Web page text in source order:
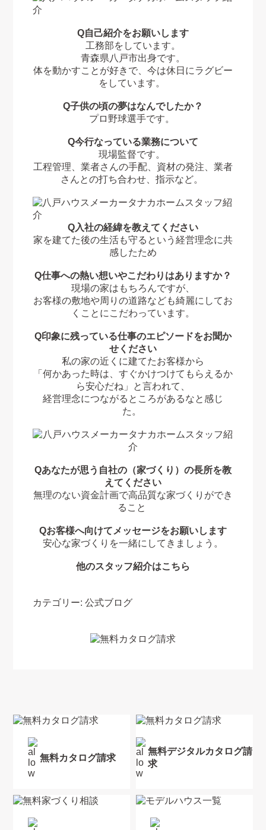
無料カタログ請求
無料デジタルカタログ請
求
Q自己紹介をお願いします
工務部をしています。
青森県八戸市出身です。
体を動かすことが好きで、今は休日にラグビー
をしています。
Q子供の頃の夢はなんでしたか？
プロ野球選手です。
Q今行なっている業務について
現場監督です。
工程管理、業者さんの手配、資材の発注、業者
さんとの打ち合わせ、指示など。
Q入社の経緯を教えてください
家を建てた後の生活も守るという経営理念に共
感したため
Q仕事への熱い想いやこだわりはありますか？
現場の家はもちろんですが、
お客様の敷地や周りの道路なども綺麗にしてお
くことにこだわっています。
Q印象に残っている仕事のエピソードをお聞か
せください
私の家の近くに建てたお客様から
「何かあった時は、すぐかけつけてもらえるか
ら安心だね」と言われて、
経営理念につながるところがあるなと感じ
た。
Qあなたが思う自社の（家づくり）の長所を教
えてください
無理のない資金計画で高品質な家づくりができ
ること
Qお客様へ向けてメッセージをお願いします
安心な家づくりを一緒にしてきましょう。
他のスタッフ紹介はこちら
カテゴリー: 公式ブログ